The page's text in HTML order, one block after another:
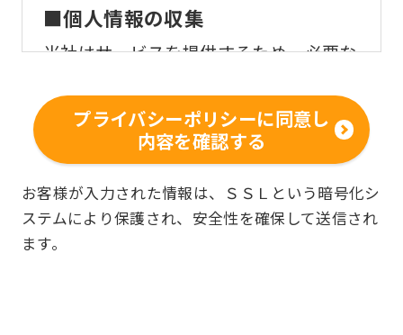
■個人情報の収集
当社はサービスを提供するため、必要な
客様の個人情報を収集いたします。
■個人情報の利用
お客様からお預かりした個人情報は、以
下の目的で使用させて頂きます。また、
違法または不当な行為を助長し、または
プライバシーポリシーに同意し
内容を確認する
お客様が入力された情報は、ＳＳＬという暗号化シ
ステムにより保護され、安全性を確保して送信され
ます。